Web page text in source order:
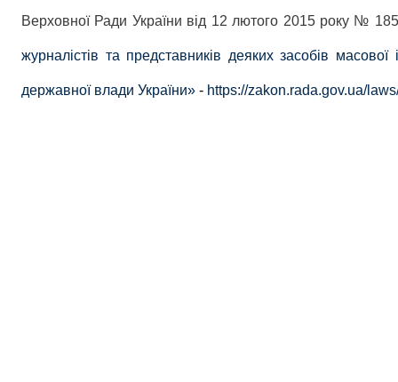
Верховної Ради України від 12 лютого 2015 року №
журналістів та представників деяких засобів
державної влади України» - https://zakon.rada.gov.ua/